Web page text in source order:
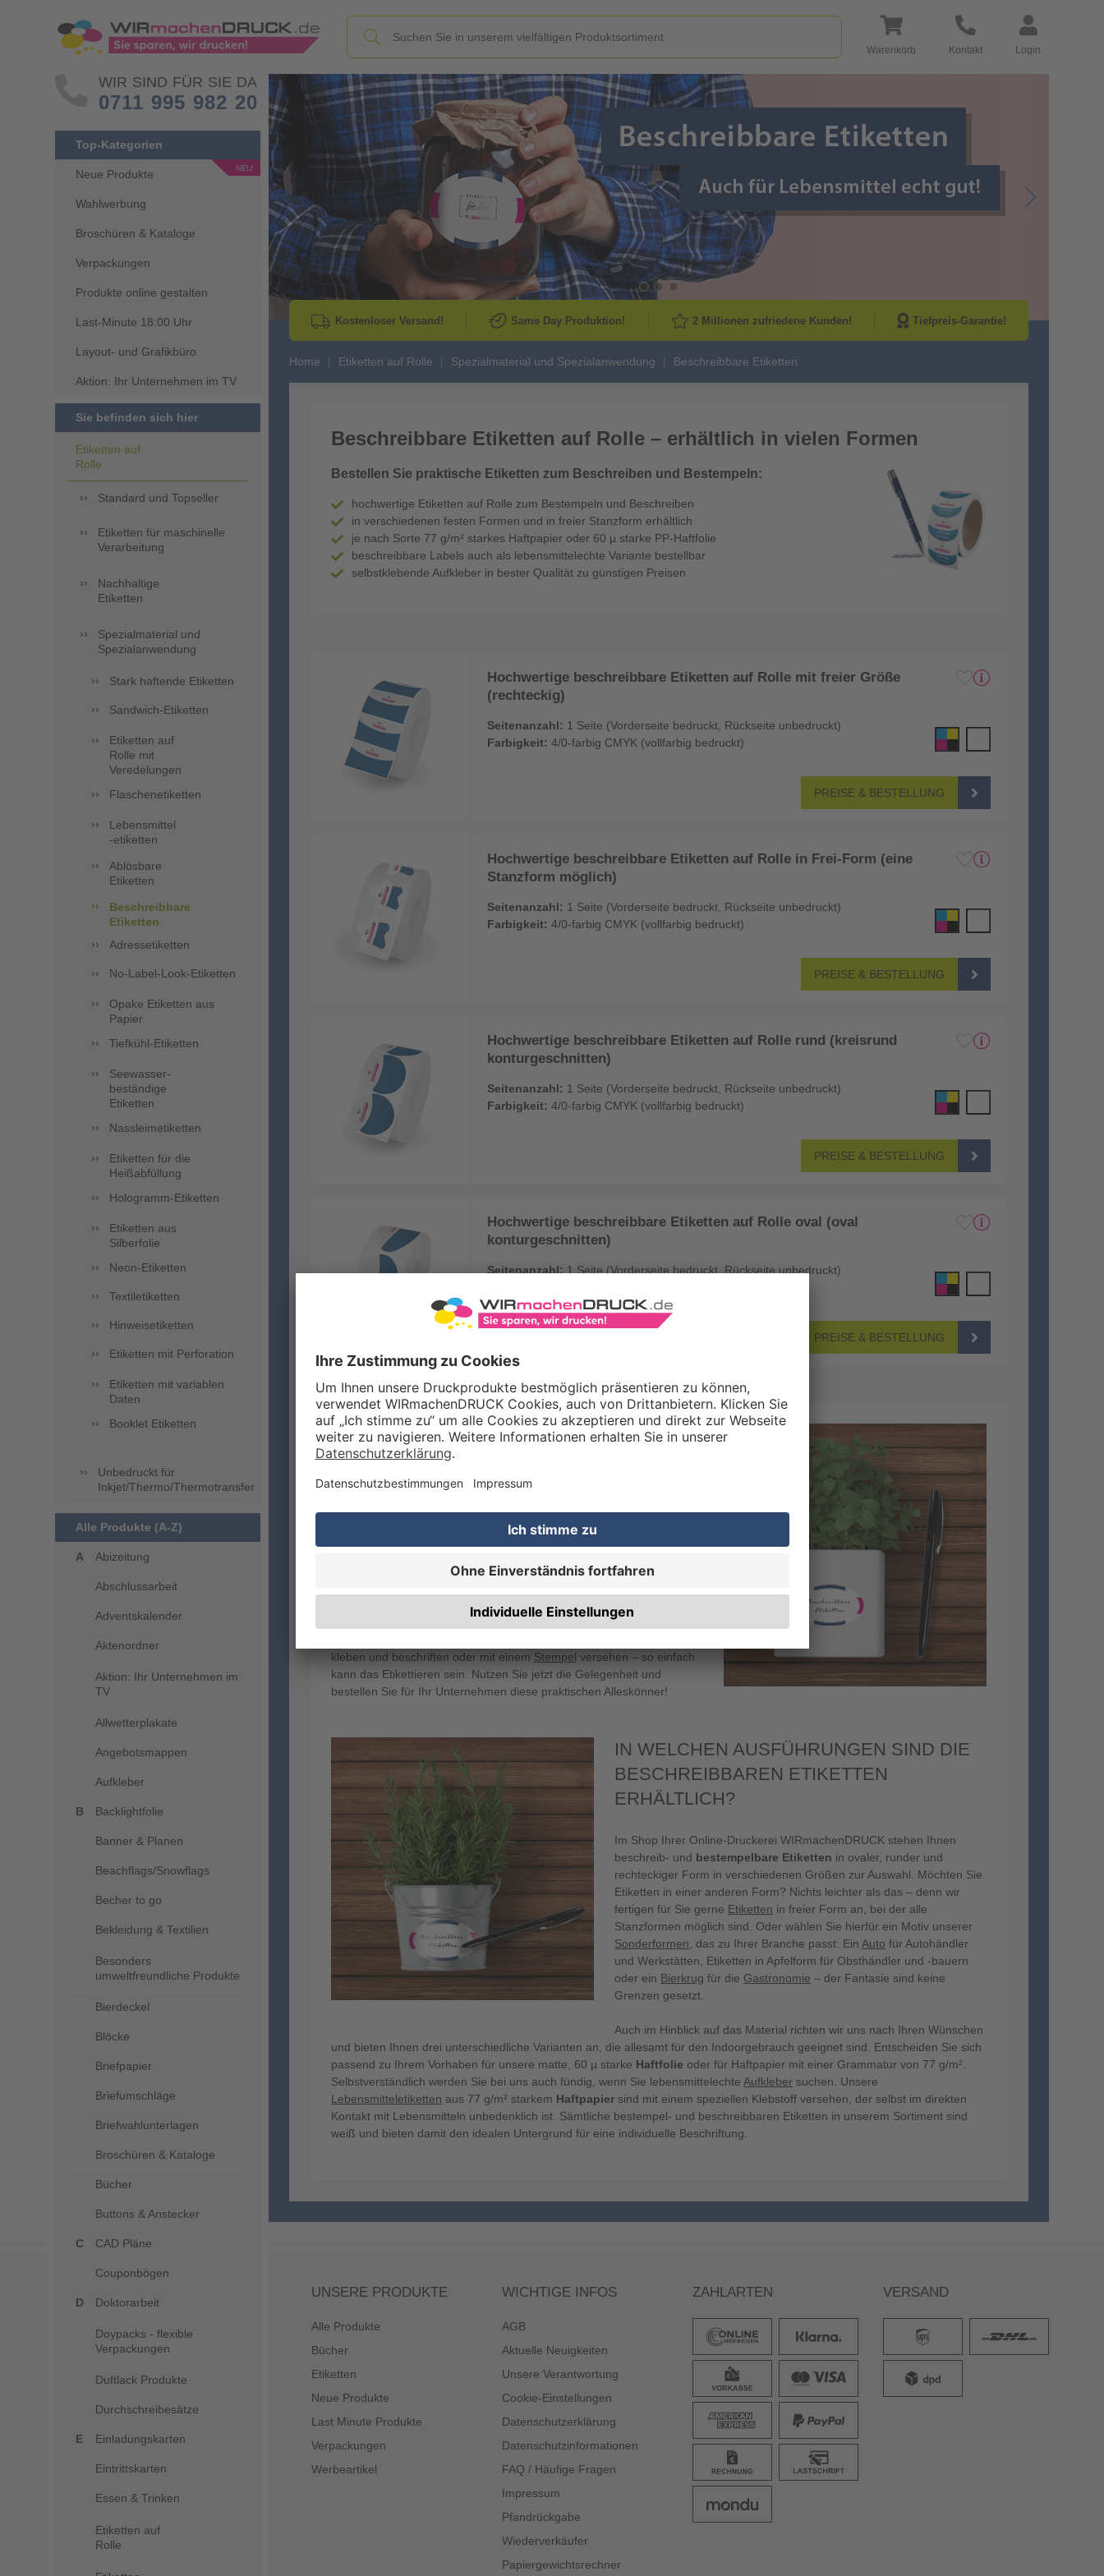
Warenkorb Kontakt Login
WIR SIND FÜR SIE DA
0711 995 982 20
Top-Kategorien
Neue Produkte
Wahlwerbung
Broschüren & Kataloge
Verpackungen
Produkte online gestalten
Last-Minute 18:00 Uhr
Layout- und Grafikbüro
Aktion: Ihr Unternehmen im TV
Sie befinden sich hier
Etiketten auf
Rolle
Standard und Topseller
Etiketten für maschinelle
Verarbeitung
Nachhaltige
Etiketten
Spezialmaterial und
Spezialanwendung
Stark haftende Etiketten
Sandwich-Etiketten
Etiketten auf
Rolle mit
Veredelungen
Flaschenetiketten
Lebensmittel
-etiketten
Ablösbare
Etiketten
Beschreibbare
Etiketten
Adressetiketten
No-Label-Look-Etiketten
Opake Etiketten aus
Papier
Tiefkühl-Etiketten
Seewasser-
beständige
Etiketten
Nassleimetiketten
Etiketten für die
Heißabfüllung
Hologramm-Etiketten
Etiketten aus
Silberfolie
Neon-Etiketten
Textiletiketten
Hinweisetiketten
Etiketten mit Perforation
Etiketten mit variablen
Daten
Booklet Etiketten
Unbedruckt für
Inkjet/Thermo/Thermotransfer
Alle Produkte (A-Z)
Abizeitung
Abschlussarbeit
Adventskalender
Aktenordner
Aktion: Ihr Unternehmen im
TV
Allwetterplakate
Angebotsmappen
Aufkleber
Backlightfolie
Banner & Planen
Beachflags/Snowflags
Becher to go
Bekleidung & Textilien
Besonders
umweltfreundliche Produkte
Bierdeckel
Blöcke
Briefpapier
Briefumschläge
Briefwahlunterlagen
Broschüren & Kataloge
Bücher
Buttons & Anstecker
CAD Pläne
Couponbögen
Doktorarbeit
Doypacks - flexible
Verpackungen
Duftlack Produkte
Durchschreibesätze
Einladungskarten
Eintrittskarten
Essen & Trinken
Etiketten auf
Rolle
Go to Previous Slide Go to Next
Kostenloser Versand! Same Day Produktion! 2 Millionen zufriedene Kunden! Tiefpreis-Garantie!
Home Etiketten auf Rolle Spezialmaterial und Spezialanwendung Beschreibbare Etiketten
Beschreibbare Etiketten auf Rolle – erhältlich in vielen Formen
Bestellen Sie praktische Etiketten zum Beschreiben und Bestempeln:
hochwertige Etiketten auf Rolle zum Bestempeln und Beschreiben
in verschiedenen festen Formen und in freier Stanzform erhältlich
je nach Sorte 77 g/m² starkes Haftpapier oder 60 µ starke PP-Haftfolie
beschreibbare Labels auch als lebensmittelechte Variante bestellbar
selbstklebende Aufkleber in bester Qualität zu günstigen Preisen
Hochwertige beschreibbare Etiketten auf Rolle mit freier Größe
(rechteckig)
Seitenanzahl: 1 Seite (Vorderseite bedruckt, Rückseite unbedruckt)
Farbigkeit: 4/0-farbig CMYK (vollfarbig bedruckt)
PREISE & BESTELLUNG
Hochwertige beschreibbare Etiketten auf Rolle in Frei-Form (eine
Stanzform möglich)
Seitenanzahl: 1 Seite (Vorderseite bedruckt, Rückseite unbedruckt)
Farbigkeit: 4/0-farbig CMYK (vollfarbig bedruckt)
PREISE & BESTELLUNG
Hochwertige beschreibbare Etiketten auf Rolle rund (kreisrund
konturgeschnitten)
Seitenanzahl: 1 Seite (Vorderseite bedruckt, Rückseite unbedruckt)
Farbigkeit: 4/0-farbig CMYK (vollfarbig bedruckt)
PREISE & BESTELLUNG
Hochwertige beschreibbare Etiketten auf Rolle oval (oval
konturgeschnitten)
Seitenanzahl: 1 Seite (Vorderseite bedruckt, Rückseite unbedruckt)
PREISE & BESTELLUNG
BESCHREIBBARE ETIKETTEN – DIE
MULTITALENTE UNTER DEN AUFKLEBERN
aus dem Onlineshop von
Etiketten auf Rolle, die Sie vielseitig nutzen können. Ob als
Auszeichnung von rabattierten Preisen: Unsere
beschreibbaren
Etiketten können Sie ausgesprochen variabel verwenden. Einfach den
kleben und beschriften oder mit einem Stempel versehen – so einfach
kann das Etikettieren sein. Nutzen Sie jetzt die Gelegenheit und
bestellen Sie für Ihr Unternehmen diese praktischen Alleskönner!
IN WELCHEN AUSFÜHRUNGEN SIND DIE
BESCHREIBBAREN ETIKETTEN
ERHÄLTLICH?
Im Shop Ihrer Online-Druckerei WIRmachenDRUCK stehen Ihnen
beschreib- und bestempelbare Etiketten in ovaler, runder und
rechteckiger Form in verschiedenen Größen zur Auswahl. Möchten Sie
Etiketten in einer anderen Form? Nichts leichter als das – denn wir
fertigen für Sie gerne Etiketten in freier Form an, bei der alle
Stanzformen möglich sind. Oder wählen Sie hierfür ein Motiv unserer
Sonderformen , das zu Ihrer Branche passt: Ein Auto für Autohändler
und Werkstätten, Etiketten in Apfelform für Obsthändler und -bauern
oder ein Bierkrug für die Gastronomie – der Fantasie sind keine
Grenzen gesetzt.
Auch im Hinblick auf das Material richten wir uns nach Ihren Wünschen
und bieten Ihnen drei unterschiedliche Varianten an, die allesamt für den Indoorgebrauch geeignet sind. Entscheiden Sie sich
passend zu Ihrem Vorhaben für unsere matte, 60 µ starke Haftfolie oder für Haftpapier mit einer Grammatur von 77 g/m².
Selbstverständlich werden Sie bei uns auch fündig, wenn Sie lebensmittelechte Aufkleber suchen. Unsere
Lebensmitteletiketten aus 77 g/m² starkem Haftpapier sind mit einem speziellen Klebstoff versehen, der selbst im direkten
Kontakt mit Lebensmitteln unbedenklich ist. Sämtliche bestempel- und beschreibbaren Etiketten in unserem Sortiment sind
weiß und bieten damit den idealen Untergrund für eine individuelle Beschriftung.
UNSERE PRODUKTE
Alle Produkte
Bücher
Etiketten
Neue Produkte
Last Minute Produkte
Verpackungen
Werbeartikel
WICHTIGE INFOS
AGB
Aktuelle Neuigkeiten
Unsere Verantwortung
Cookie-Einstellungen
Datenschutzerklärung
Datenschutzinformationen
FAQ / Häufige Fragen
Impressum
Pfandrückgabe
Wiederverkäufer
Papiergewichtsrechner
ZAHLARTEN VERSAND